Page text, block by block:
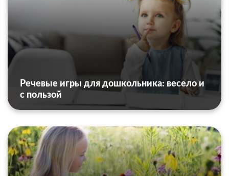
Речевые игры для дошкольника: весело и
с пользой